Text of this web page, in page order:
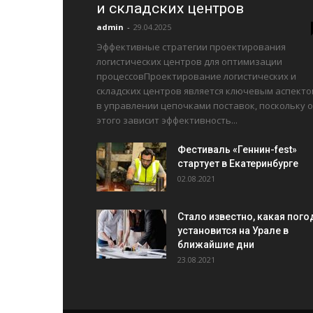
и складских центров
admin - 29.04.2025
Эффективные стратегии проектирования
логистических центров для оптимизации
процессовПроектирование логистических и
складских центров является ключевым
в управлении цепочками поставок, поскольку
этого зависит эффективность...
Фестиваль «Геннин-fest»
стартует в Екатеринбурге
02.08.2021
Стало известно, какая
установится на Урале в
ближайшие дни
23.08.2021